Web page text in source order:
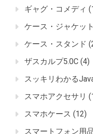
ギャグ・コメディ
ケース・ジャケッ
ケース・スタンド
ザスカルプ5.0C (4)
スッキリわかる
スマホアクセサリ
スマホケース (12)
スマートフォン用